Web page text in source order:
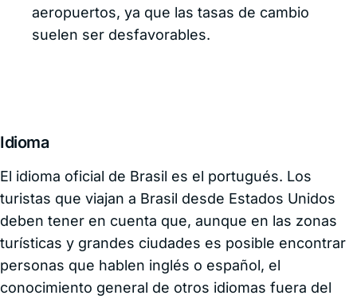
aeropuertos, ya que las tasas de cambio
suelen ser desfavorables.
Idioma
El idioma oficial de Brasil es el portugués. Los
turistas que viajan a Brasil desde Estados Unidos
deben tener en cuenta que, aunque en las zonas
turísticas y grandes ciudades es posible encontrar
personas que hablen inglés o español, el
conocimiento general de otros idiomas fuera del